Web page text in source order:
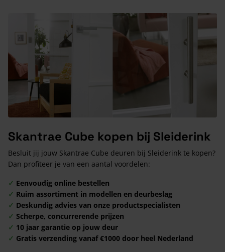
Skantrae Cube kopen bij Sleiderink
Besluit jij jouw Skantrae Cube deuren bij Sleiderink te kopen?
Dan profiteer je van een aantal voordelen:
✓ Eenvoudig online bestellen
✓ Ruim assortiment in modellen en deurbeslag
✓ Deskundig advies van onze productspecialisten
✓ Scherpe, concurrerende prijzen
✓ 10 jaar garantie op jouw deur
✓ Gratis verzending vanaf €1000 door heel Nederland